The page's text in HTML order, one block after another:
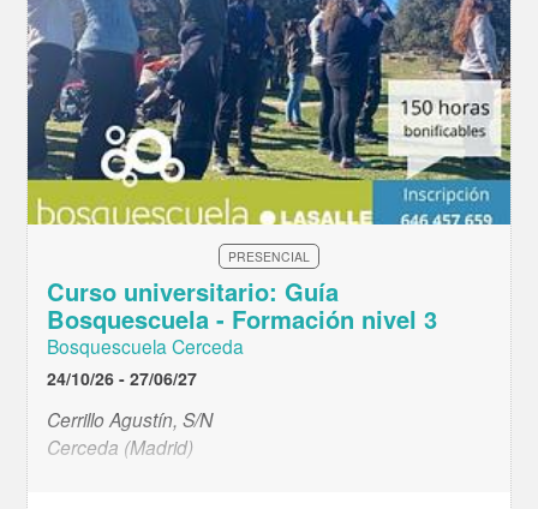
PRESENCIAL
Curso universitario: Guía
Bosquescuela - Formación nivel 3
Bosquescuela Cerceda
24/10/26 - 27/06/27
Cerrillo Agustín, S/N
Cerceda (Madrid)